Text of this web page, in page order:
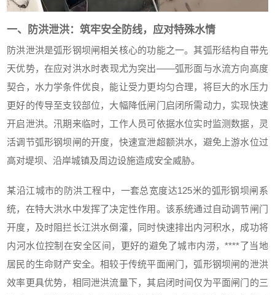
一、防洪泄洪：筑牢安全防线，应对特殊水情
防洪泄洪是弧形钢坝闸相关核心的功能之一。其弧形结构自带先
天优势，在应对洪水时表现尤为突出——弧形面与水流方向高度
契合，水力学条件优良，能让受力更均匀合理，将巨大的水压力
更好的传导至支铰部位，大幅降低闸门启闭所需动力，实现快速
开启泄洪。汛期来临时，工作人员可依据水位实时监测数据，灵
活调节弧形钢坝闸的开度，快速宣泄超额洪水，避免上游水位过
高对堤坝、沿岸城镇及周边设施造成安全威胁。
某沿江城市的防洪工程中，一套总宽度达125米的弧形钢坝闸系
统，在特大洪水中发挥了决定性作用。该系统通过自动调节闸门
开度，及时阻拦长江洪水倒灌，同时快速排出内河积水，成功将
内河水位控制在安全区间，更好的避免了城市内涝，****了当地
居民的生命财产安全。相较于传统平面闸门，弧形钢坝闸的泄洪
效率更具优势，相同泄洪流量下，其启闭时间仅为平面闸门的三